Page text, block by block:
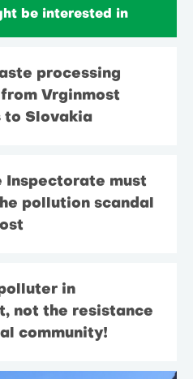
be interested in
processing
Vrginmost
to Slovakia
Inspectorate must
pollution scandal
in
not the resistance
community!